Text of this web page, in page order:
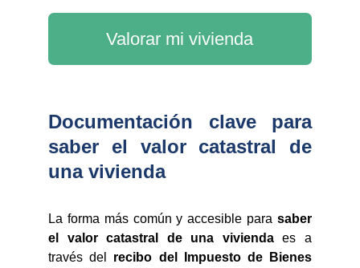
Valorar mi vivienda
Documentación clave para
saber el valor catastral de
una vivienda
La forma más común y accesible para saber
el valor catastral de una viviendaes a
través del recibo del Impuesto de Bienes